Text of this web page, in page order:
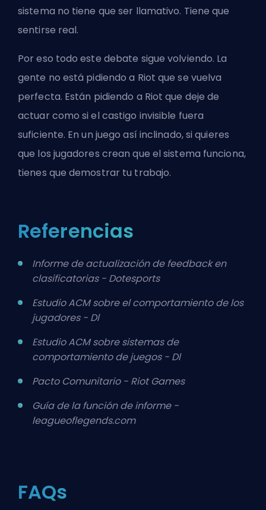
sistema no tiene que ser llamativo. Tiene que
sentirse real.
Por eso todo este debate sigue volviendo. La
gente no está pidiendo a Riot que se vuelva
perfecta. Están pidiendo a Riot que deje de
actuar como si el castigo invisible fuera
suficiente. En un juego así inclinado, si quieres
que los jugadores crean que el sistema funciona,
tienes que demostrar tu trabajo.
Referencias
Informe de actualización de feedback en
clasificatorias - Dotesports
Estudio ACM sobre el comportamiento de los
jugadores - Dl
Estudio ACM sobre sistemas de
comportamiento de juegos - Dl
Pacto Comunitario - Riot Games
Guía de la función de informe -
leagueoflegends.com
FAQs